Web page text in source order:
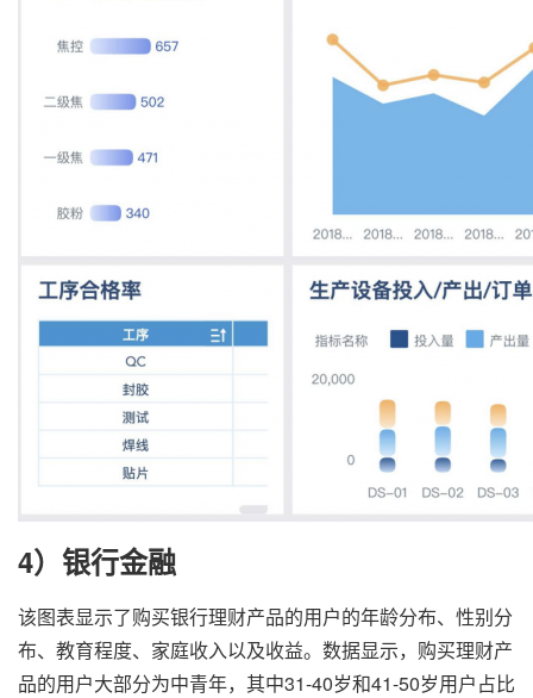
4）银行金融
该图表显示了购买银行理财产品的用户的年龄分布、性别分
布、教育程度、家庭收入以及收益。数据显示，购买理财产
品的用户大部分为中青年，其中31-40岁和41-50岁用户占比